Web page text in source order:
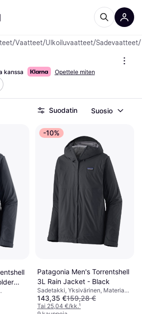
/Vaatteet/Ulkoiluvaatteet/Sadevaatteet/
kanssa Opettele miten
Suodatin Suosio
-10%
Patagonia Men's Torrentshell
3L Rain Jacket - Black
Sadetakki, Yksivärinen, Materiaali:
Polykarbonaatti, Nailon,
Vettähylkivä, Huppu, Vuorattu,
143,35 €159,28 €
Tai 25,04 €/kk.¹